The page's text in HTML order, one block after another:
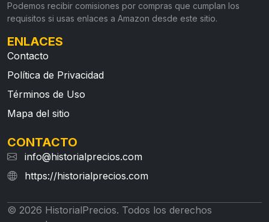
Podemos recibir comisiones por compras que cumplan los
requisitos si usas enlaces a Amazon desde este sitio.
ENLACES
Contacto
Política de Privacidad
Términos de Uso
Mapa del sitio
CONTACTO
info@historialprecios.com
https://historialprecios.com
© 2026 HistorialPrecios. Todos los derechos